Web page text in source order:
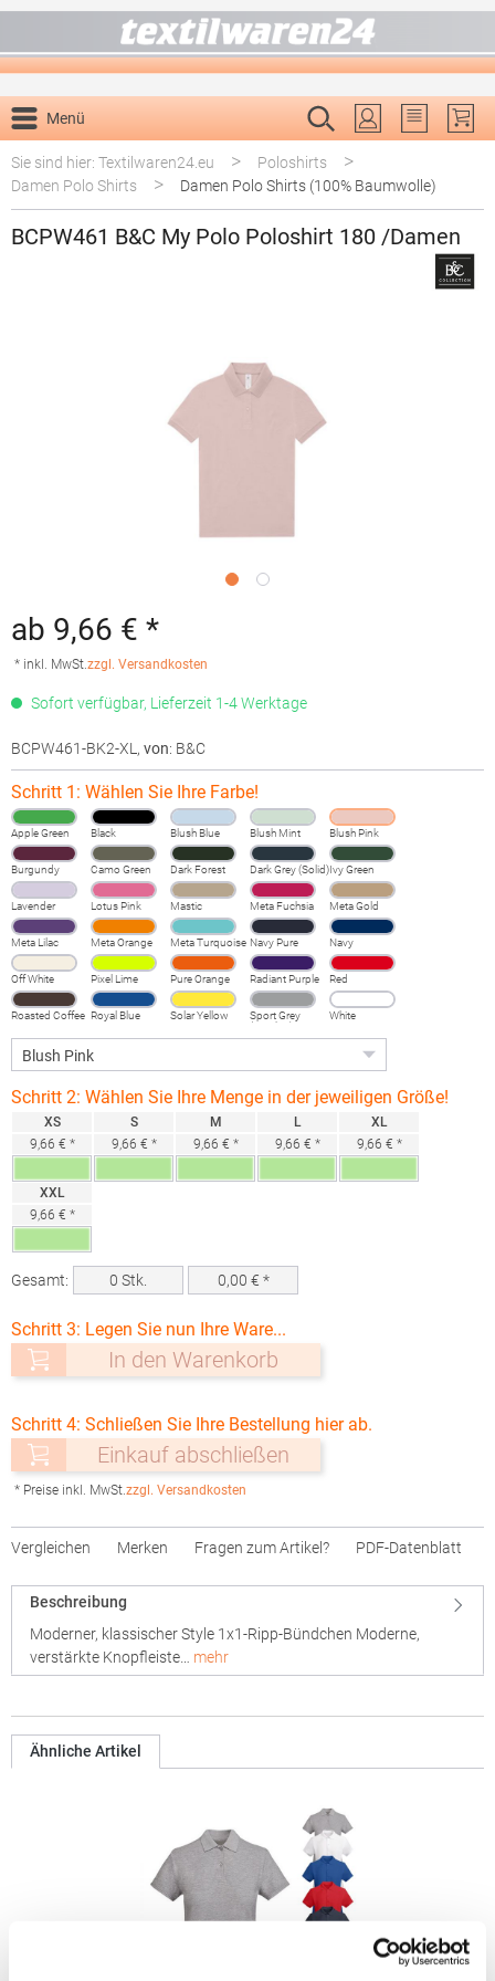
Menü
Du hast 0
Sie sind hier: Textilwaren24.eu
> Poloshirts >
Damen Polo Shirts > Damen Polo Shirts (100% Baumwolle)
BCPW461 B&C My Polo Poloshirt 180 /Damen
ab 9,66 € *
* inkl. MwSt.zzgl. Versandkosten
Sofort verfügbar, Lieferzeit 1-4 Werktage
BCPW461-BK2-XL , von: B&C
Schritt 1: Wählen Sie Ihre Farbe!
Apple Green Black Blush Blue Blush Mint Blush Pink
Burgundy Camo Green Dark Forest Dark Grey (Solid)Ivy Green
Lavender Lotus Pink Mastic Meta Fuchsia Meta Gold
Meta Lilac Meta Orange Meta Turquoise Navy Pure Navy
Off White Pixel Lime Pure Orange Radiant Purple Red
Roasted Coffee Royal Blue Solar Yellow
Sport Grey
(Heather)
White
Schritt 2: Wählen Sie Ihre Menge in der jeweiligen Größe!
XS
9,66 € *
S
9,66 € *
M
9,66 € *
L
9,66 € *
XL
9,66 € *
XXL
9,66 € *
Gesamt: 0 Stk. 0,00 € *
Schritt 3: Legen Sie nun Ihre Ware...
In den Warenkorb
Schritt 4: Schließen Sie Ihre Bestellung hier ab.
Einkauf abschließen
* Preise inkl. MwSt.zzgl. Versandkosten
Vergleichen Merken Fragen zum Artikel? PDF-Datenblatt
Beschreibung
Moderner, klassischer Style 1x1-Ripp-Bündchen Moderne,
verstärkte Knopfleiste… mehr
Ähnliche Artikel